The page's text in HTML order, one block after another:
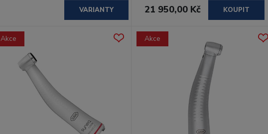
VARIANTY 21 950,00 Kč KOUPIT
Akce Akce